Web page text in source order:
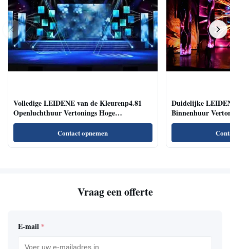
Volledige LEIDENE van de Kleurenp4.81
Openluchthuur Vertonings Hoge
Vernieuwingsfrequentie Brede het Bekijken
Contact opnemen
Duidelijke
Binnenhuur
Lezingszalen/
Vraag een offerte
E-mail *